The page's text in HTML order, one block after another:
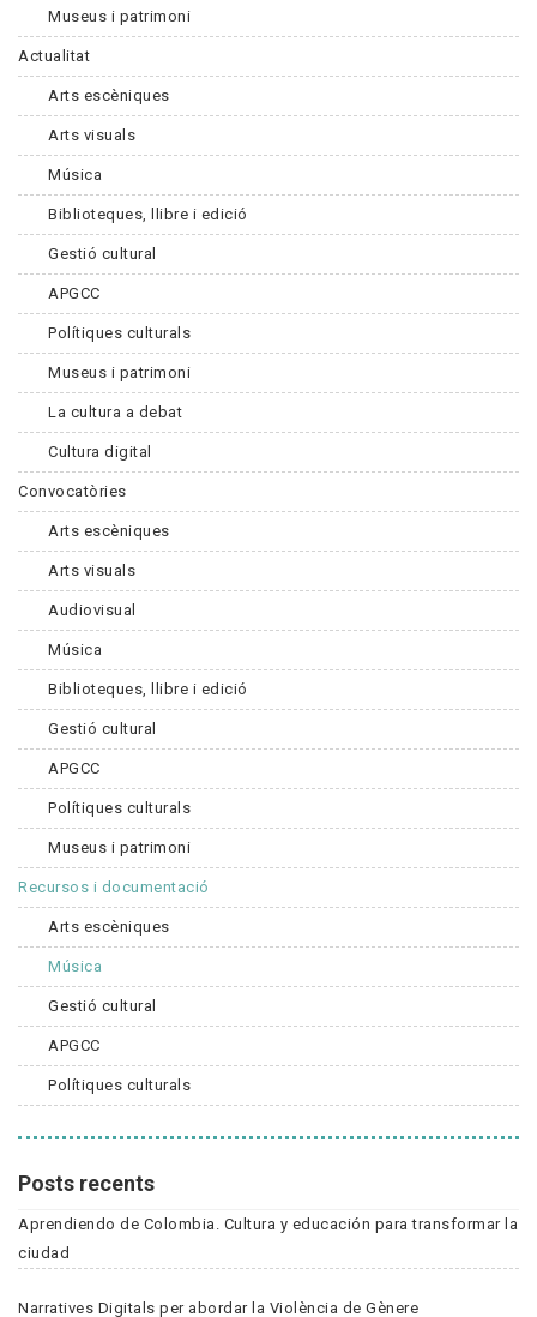
Museus i patrimoni
Actualitat
Arts escèniques
Arts visuals
Música
Biblioteques, llibre i edició
Gestió cultural
APGCC
Polítiques culturals
Museus i patrimoni
La cultura a debat
Cultura digital
Convocatòries
Arts escèniques
Arts visuals
Audiovisual
Música
Biblioteques, llibre i edició
Gestió cultural
APGCC
Polítiques culturals
Museus i patrimoni
Recursos i documentació
Arts escèniques
Música
Gestió cultural
APGCC
Polítiques culturals
Posts recents
Aprendiendo de Colombia. Cultura y educación para transformar la
ciudad
Narratives Digitals per abordar la Violència de Gènere